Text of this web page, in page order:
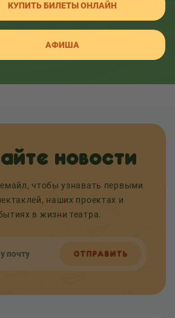
и не заметила, как
новости
чтобы узнавать первыми
наших проектах и
в жизни театра.
ОТПРАВИТЬ
КУПИТЬ БИЛЕТЫ ОНЛАЙН
АФИША